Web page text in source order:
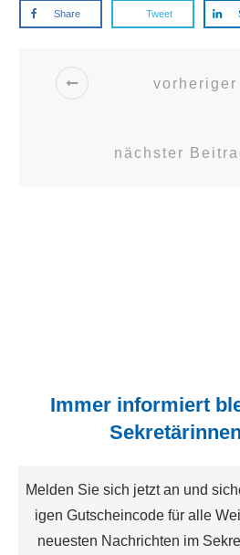
Share Tweet
vorheriger
nächster
Immer informiert
Melden Sie sich jetzt an und
igen Gutscheincode für alle
neuesten Nachrichten im